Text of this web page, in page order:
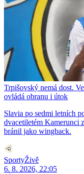
Trpišovský nemá dost.
ovládá obranu i útok
Slavia po sedmi letních
dvacetiletém Kamerunci
bránil jako wingback.
SportyŽivě
6. 8. 2026, 22:05